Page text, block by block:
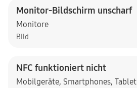
Monitor-Bildschirm unscharf
Monitore
Bild
NFC funktioniert nicht
Mobilgeräte, Smartphones, Tablet